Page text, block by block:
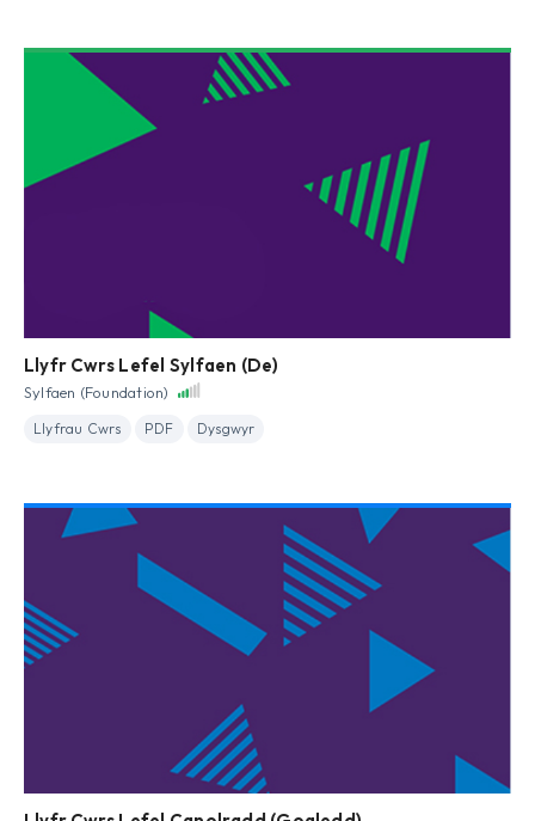
Llyfr Cwrs Lefel Sylfaen (De)
Sylfaen (Foundation)
Llyfrau Cwrs PDF Dysgwyr